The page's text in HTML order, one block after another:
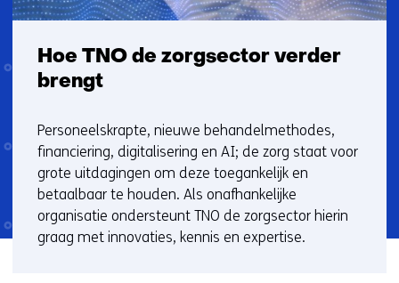
Hoe TNO de zorgsector verder
brengt
Personeelskrapte, nieuwe behandelmethodes,
financiering, digitalisering en AI; de zorg staat voor
grote uitdagingen om deze toegankelijk en
betaalbaar te houden. Als onafhankelijke
organisatie ondersteunt TNO de zorgsector hierin
graag met innovaties, kennis en expertise.